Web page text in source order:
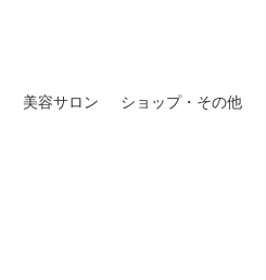
美容サロン ショップ・その他